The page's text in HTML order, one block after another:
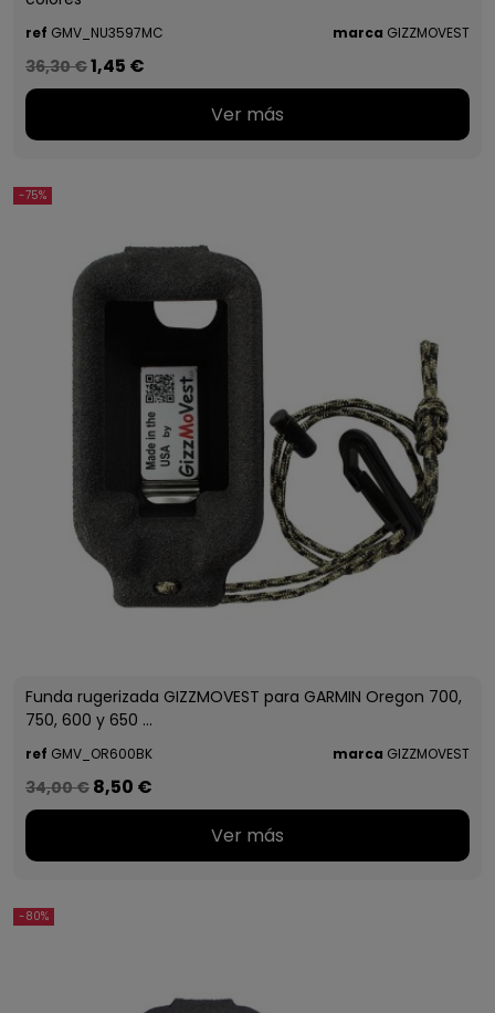
ref GMV_NU3597MC marca GIZZMOVEST
36,30 €1,45 €
Ver más
-75%
Funda rugerizada GIZZMOVEST para GARMIN Oregon 700,
750, 600 y 650 ...
ref GMV_OR600BK marca GIZZMOVEST
34,00 € 8,50 €
Ver más
-80%